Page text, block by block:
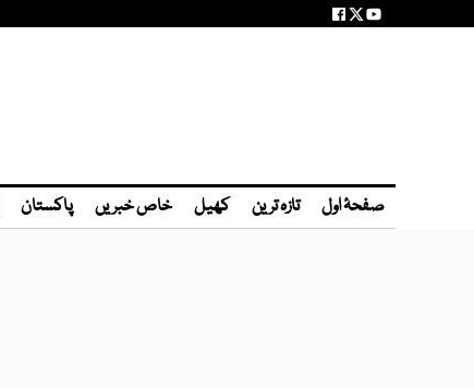
صفحۂ اول تازہ ترین کھیل خاص خبریں پاکستان